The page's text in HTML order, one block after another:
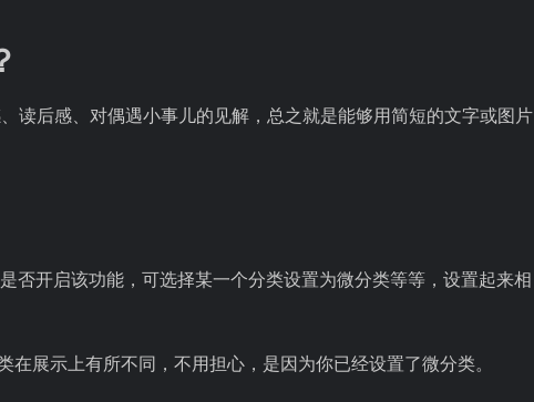
读后感、对偶遇小事儿的见解，总之就是能够用简短的文字或图片
开启该功能，可选择某一个分类设置为微分类等等，设置起来相
展示上有所不同，不用担心，是因为你已经设置了微分类。